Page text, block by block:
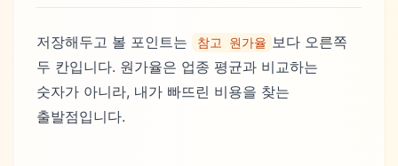
저장해두고 볼 포인트는 참고 원가율 보다 오른쪽
두 칸입니다. 원가율은 업종 평균과 비교하는
숫자가 아니라, 내가 빠뜨린 비용을 찾는
출발점입니다.